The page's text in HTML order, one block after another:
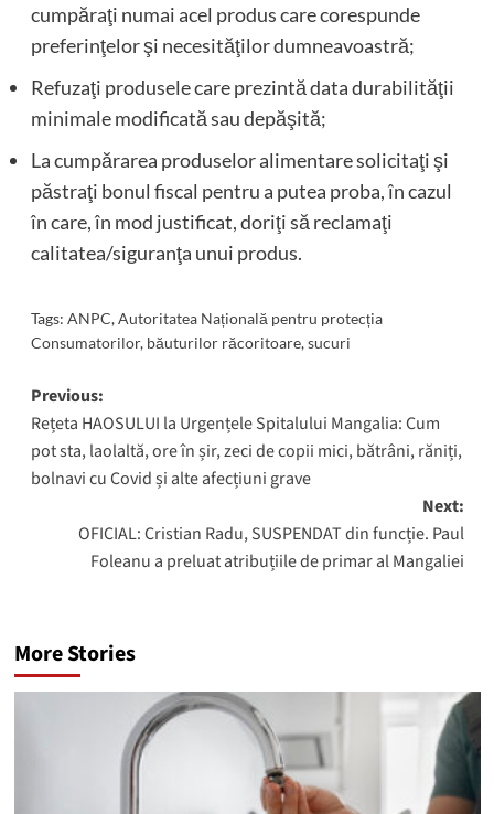
cumpăraţi numai acel produs care corespunde
preferinţelor şi necesităţilor dumneavoastră;
Refuzaţi produsele care prezintă data durabilităţii
minimale modificată sau depăşită;
La cumpărarea produselor alimentare solicitaţi şi
păstraţi bonul fiscal pentru a putea proba, în cazul
în care, în mod justificat, doriţi să reclamaţi
calitatea/siguranţa unui produs.
Tags: ANPC,Autoritatea Națională pentru protecția
Consumatorilor, băuturilor răcoritoare,sucuri
Post
navigation
Previous:
Rețeta HAOSULUI la Urgențele Spitalului Mangalia: Cum
pot sta, laolaltă, ore în șir, zeci de copii mici, bătrâni, răniți,
bolnavi cu Covid și alte afecțiuni grave
Next:
OFICIAL: Cristian Radu, SUSPENDAT din funcție. Paul
Foleanu a preluat atribuțiile de primar al Mangaliei
More Stories